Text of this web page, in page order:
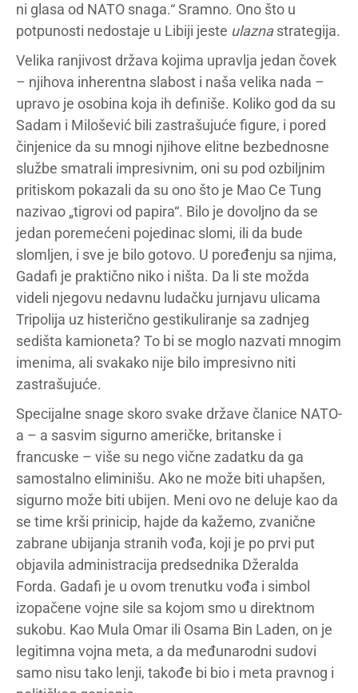
ni glasa od NATO snaga.“ Sramno. Ono što u
potpunosti nedostaje u Libiji jeste ulaznastrategija.
Velika ranjivost država kojima upravlja jedan čovek
– njihova inherentna slabost i naša velika nada –
upravo je osobina koja ih definiše. Koliko god da su
Sadam i Milošević bili zastrašujuće figure, i pored
činjenice da su mnogi njihove elitne bezbednosne
službe smatrali impresivnim, oni su pod ozbiljnim
pritiskom pokazali da su ono što je Mao Ce Tung
nazivao „tigrovi od papira“. Bilo je dovoljno da se
jedan poremećeni pojedinac slomi, ili da bude
slomljen, i sve je bilo gotovo. U poređenju sa njima,
Gadafi je praktično niko i ništa. Da li ste možda
videli njegovu nedavnu ludačku jurnjavu ulicama
Tripolija uz histerično gestikuliranje sa zadnjeg
sedišta kamioneta? To bi se moglo nazvati mnogim
imenima, ali svakako nije bilo impresivno niti
zastrašujuće.
Specijalne snage skoro svake države članice NATO-
a – a sasvim sigurno američke, britanske i
francuske – više su nego vične zadatku da ga
samostalno eliminišu. Ako ne može biti uhapšen,
sigurno može biti ubijen. Meni ovo ne deluje kao da
se time krši prinicip, hajde da kažemo, zvanične
zabrane ubijanja stranih vođa, koji je po prvi put
objavila administracija predsednika Džeralda
Forda. Gadafi je u ovom trenutku vođa i simbol
izopačene vojne sile sa kojom smo u direktnom
sukobu. Kao Mula Omar ili Osama Bin Laden, on je
legitimna vojna meta, a da međunarodni sudovi
samo nisu tako lenji, takođe bi bio i meta pravnog i